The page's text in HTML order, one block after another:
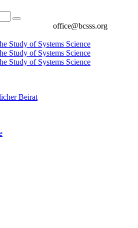
office@bcsss.org
Beirat